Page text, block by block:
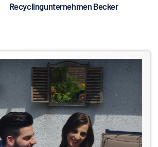
Recyclingunternehmen Becker